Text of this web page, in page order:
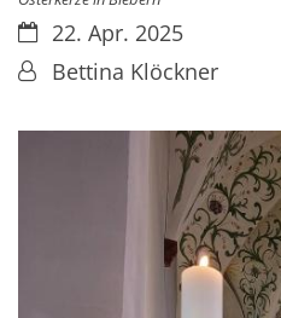
Datum:22. Apr. 2025
Von:Bettina Klöckner